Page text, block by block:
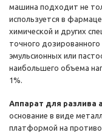
машина подходит не
используется в
химической и других
точного
эмульсионных или
наибольшего объема
1%.
Аппарат для разлива
основание в виде
платформой на